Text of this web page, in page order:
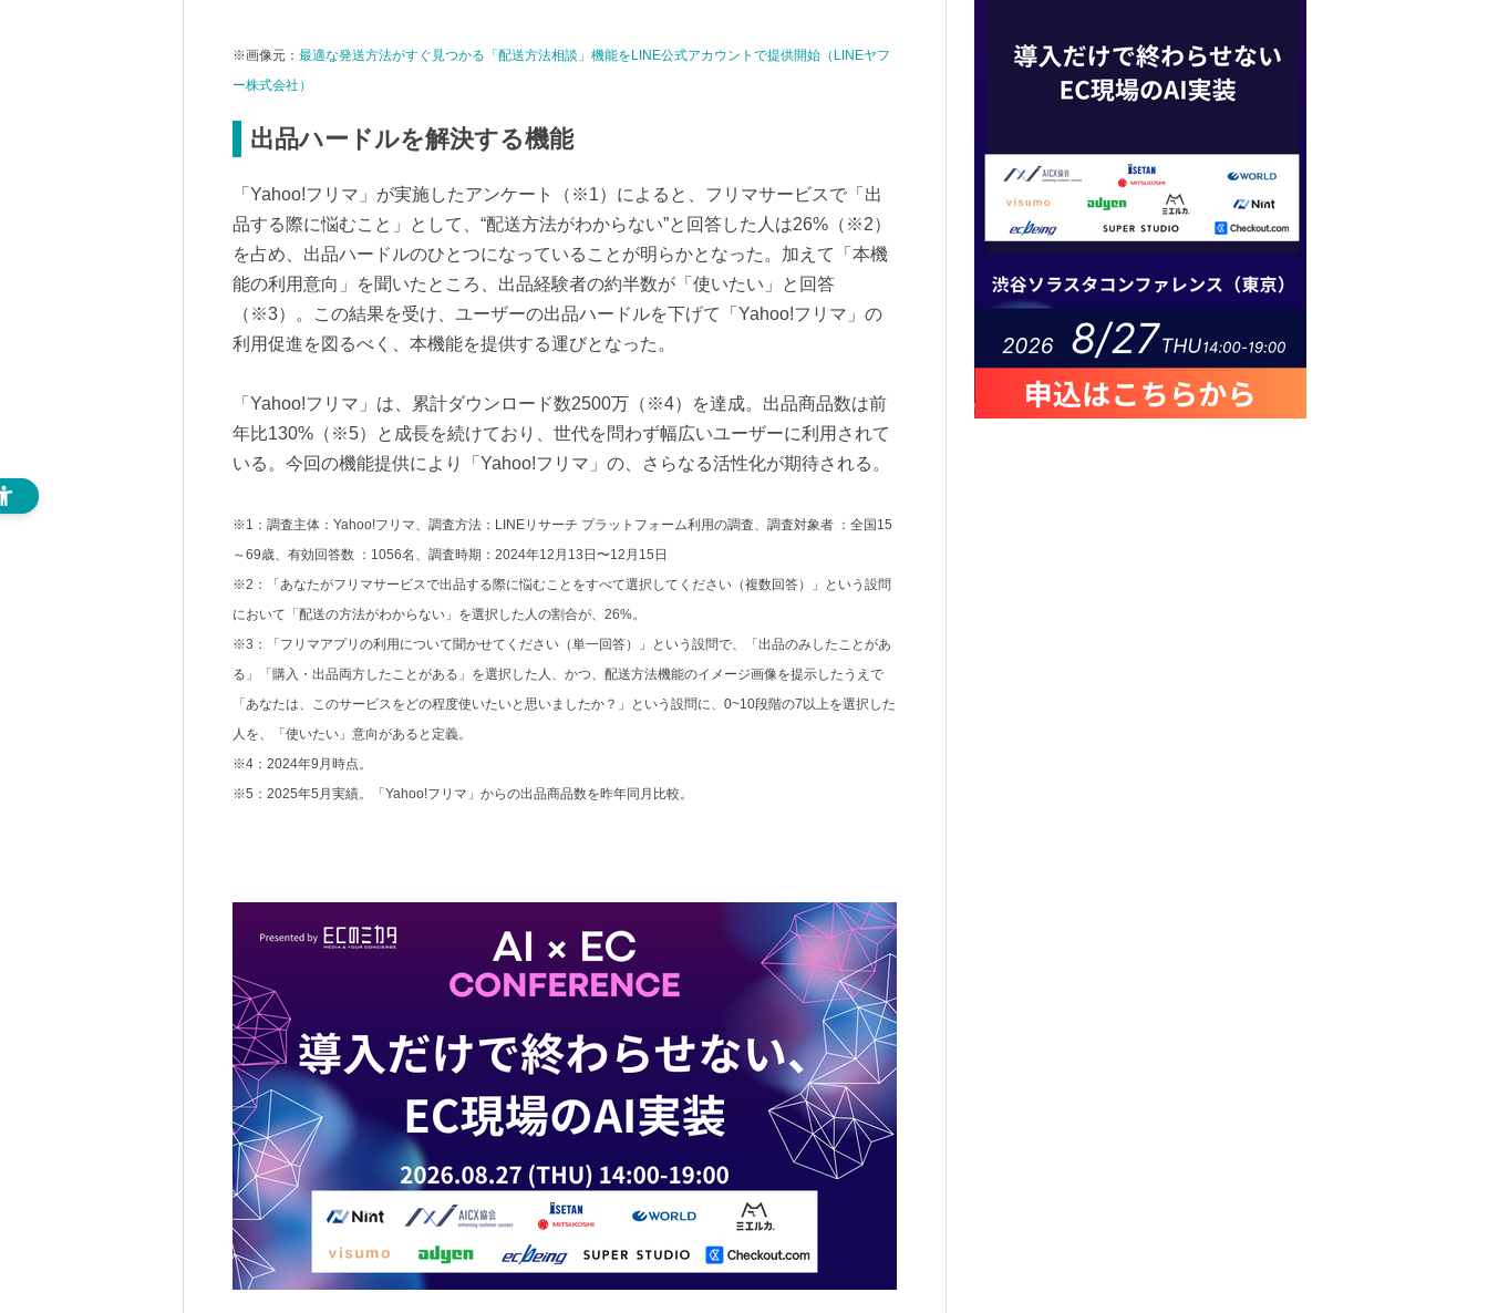
※画像元： 最適な発送方法がすぐ見つかる「配送方法相談」機能をLINE公式アカウントで提供開始（LINEヤフ
ー株式会社）
出品ハードルを解決する機能
「Yahoo!フリマ」が実施したアンケート（※1）によると、フリマサービスで「出
品する際に悩むこと」として、“配送方法がわからない”と回答した人は26%（※2）
を占め、出品ハードルのひとつになっていることが明らかとなった。加えて「本機
能の利用意向」を聞いたところ、出品経験者の約半数が「使いたい」と回答
（※3）。この結果を受け、ユーザーの出品ハードルを下げて「Yahoo!フリマ」の
利用促進を図るべく、本機能を提供する運びとなった。
「Yahoo!フリマ」は、累計ダウンロード数2500万（※4）を達成。出品商品数は前
年比130%（※5）と成長を続けており、世代を問わず幅広いユーザーに利用されて
いる。今回の機能提供により「Yahoo!フリマ」の、さらなる活性化が期待される。
※1：調査主体：Yahoo!フリマ、調査方法：LINEリサーチ プラットフォーム利用の調査、調査対象者 ：全国15
～69歳、有効回答数 ：1056名、調査時期：2024年12月13日〜12月15日
※2：「あなたがフリマサービスで出品する際に悩むことをすべて選択してください（複数回答）」という設問
において「配送の方法がわからない」を選択した人の割合が、26%。
※3：「フリマアプリの利用について聞かせてください（単一回答）」という設問で、「出品のみしたことがあ
る」「購入・出品両方したことがある」を選択した人、かつ、配送方法機能のイメージ画像を提示したうえで
「あなたは、このサービスをどの程度使いたいと思いましたか？」という設問に、0~10段階の7以上を選択した
人を、「使いたい」意向があると定義。
※4：2024年9月時点。
※5：2025年5月実績。「Yahoo!フリマ」からの出品商品数を昨年同月比較。